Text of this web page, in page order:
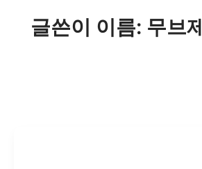
글쓴이 이름: 무브제